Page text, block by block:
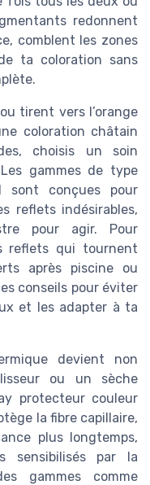
redonnent
comblent les zones
ta coloration sans
tirent vers l’orange
coloration châtain
choisis un soin
gammes de type
sont conçues pour
reflets indésirables,
pour agir. Pour
reflets qui tournent
après piscine ou
conseils pour éviter
et les adapter à ta
devient non
ou un sèche
protecteur couleur
la fibre capillaire,
plus longtemps,
sensibilisés par la
gammes comme